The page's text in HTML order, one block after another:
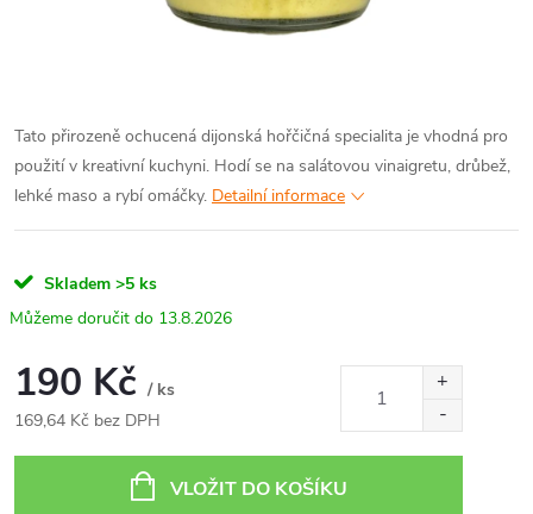
Tato přirozeně ochucená dijonská hořčičná specialita je vhodná pro
použití v kreativní kuchyni. Hodí se na salátovou vinaigretu, drůbež,
lehké maso a rybí omáčky. Detailní informace
Skladem >5 ks
13.8.2026
190 Kč / ks
169,64 Kč bez DPH
VLOŽIT DO KOŠÍKU